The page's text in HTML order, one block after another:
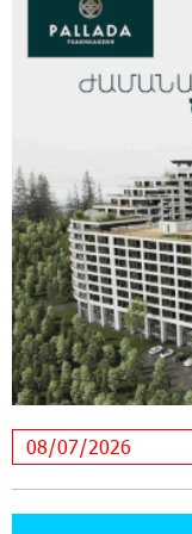
խայտառակ երևույթ
մասնակցելու
չեք կարող,
չունի.